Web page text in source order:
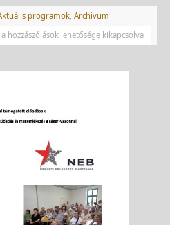
programok, Archívum
a hozzászólások lehetősége kikapcsolva